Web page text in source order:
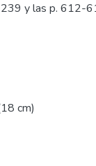
239 y las p. 612-
cm)